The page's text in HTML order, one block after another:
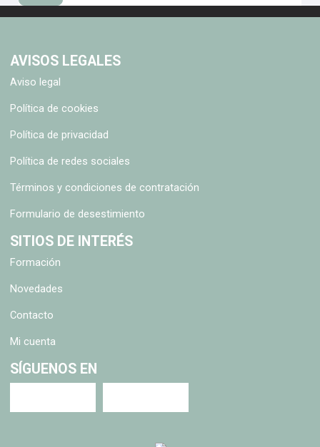
AVISOS LEGALES
Aviso legal
Política de cookies
Política de privacidad
Política de redes sociales
Términos y condiciones de contratación
Formulario de desestimiento
SITIOS DE INTERÉS
Formación
Novedades
Contacto
Mi cuenta
SÍGUENOS EN